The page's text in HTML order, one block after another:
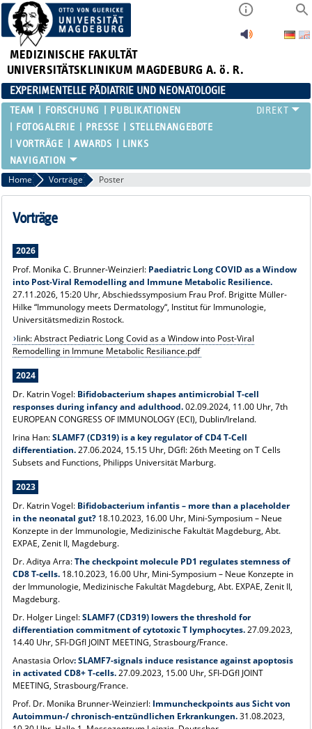
MEDIZINISCHE FAKULTÄT
UNIVERSITÄTSKLINIKUM MAGDEBURG A. ö. R.
EXPERIMENTELLE PÄDIATRIE UND NEONATOLOGIE
TEAM FORSCHUNG
PUBLIKATIONEN
FOTOGALERIE
PRESSE
STELLENANGEBOTE
VORTRÄGE
AWARDS LINKS
Home Vorträge Poster
Vorträge
2026
Prof. Monika C. Brunner-Weinzierl: Paediatric Long COVID as a Window
into Post-Viral Remodelling and Immune Metabolic Resilience.
27.11.2026, 15:20 Uhr, Abschiedssymposium Frau Prof. Brigitte Müller-
Hilke “Immunology meets Dermatology“, Institut für Immunologie,
Universitätsmedizin Rostock.
link: Abstract Pediatric Long Covid as a Window into Post-Viral
Remodelling in Immune Metabolic Resiliance.pdf
2024
Dr. Katrin Vogel: Bifidobacterium shapes antimicrobial T-cell
responses during infancy and adulthood.02.09.2024, 11.00 Uhr, 7th
EUROPEAN CONGRESS OF IMMUNOLOGY (ECI), Dublin/Ireland.
Irina Han:SLAMF7 (CD319) is a key regulator of CD4 T-Cell
differentiation.27.06.2024, 15.15 Uhr, DGfI: 26th Meeting on T Cells
Subsets and Functions, Philipps Universität Marburg.
2023
Dr. Katrin Vogel: Bifidobacterium infantis – more than a placeholder
in the neonatal gut? 18.10.2023, 16.00 Uhr, Mini-Symposium – Neue
Konzepte in der Immunologie, Medizinische Fakultät Magdeburg, Abt.
EXPAE, Zenit II, Magdeburg.
Dr. Aditya Arra:The checkpoint molecule PD1 regulates stemness of
CD8 T-cells. 18.10.2023, 16.00 Uhr, Mini-Symposium – Neue Konzepte in
der Immunologie, Medizinische Fakultät Magdeburg, Abt. EXPAE, Zenit II,
Magdeburg.
Dr. Holger Lingel:SLAMF7 (CD319) lowers the threshold for
differentiation commitment of cytotoxic T lymphocytes.27.09.2023,
14.40 Uhr, SFI-DGfI JOINT MEETING, Strasbourg/France.
Anastasia Orlov: SLAMF7-signals induce resistance against apoptosis
in activated CD8+ T-cells.27.09.2023, 15.00 Uhr, SFI-DGfI JOINT
MEETING, Strasbourg/France.
Prof. Dr. Monika Brunner-Weinzierl: Immuncheckpoints aus Sicht von
Autoimmun-/ chronisch-entzündlichen Erkrankungen.31.08.2023,